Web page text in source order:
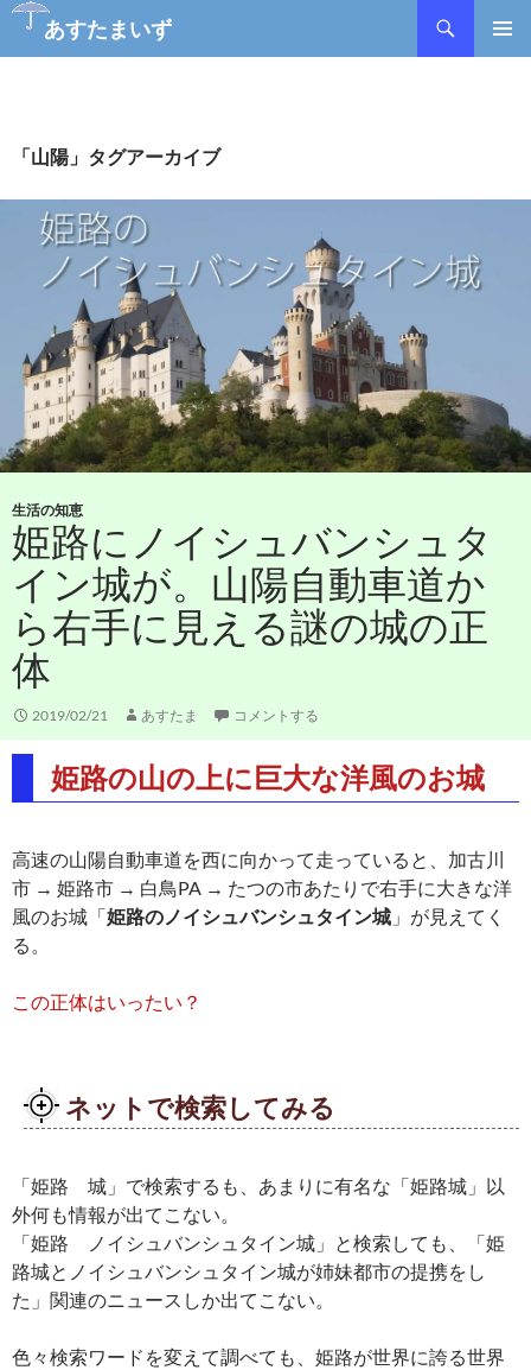
あすたまいず
ツ
ス
「山陽」タグアーカイブ
生活の知恵
姫路にノイシュバンシュタ
イン城が。山陽自動車道か
ら右手に見える謎の城の正
体
2019/02/21 あすたま コメントする
姫路の山の上に巨大な洋風のお城
高速の山陽自動車道を西に向かって走っていると、加古川
市 → 姫路市 → 白鳥PA → たつの市あたりで右手に大きな洋
風のお城「姫路のノイシュバンシュタイン城 」が見えてく
る。
この正体はいったい？
ネットで検索してみる
「姫路 城」で検索するも、あまりに有名な「姫路城」以
外何も情報が出てこない。
「姫路 ノイシュバンシュタイン城」と検索しても、「姫
路城とノイシュバンシュタイン城が姉妹都市の提携をし
た」関連のニュースしか出てこない。
色々検索ワードを変えて調べても、姫路が世界に誇る世界